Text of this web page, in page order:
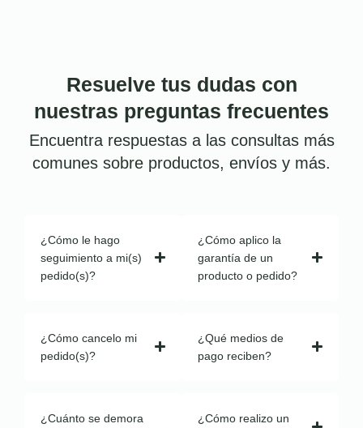
Resuelve tus dudas con
nuestras preguntas frecuentes
Encuentra respuestas a las consultas más
comunes sobre productos, envíos y más.
¿Cómo le hago
seguimiento a mi(s)
pedido(s)?
¿Cómo cancelo mi
pedido(s)?
¿Cuánto se demora
¿Cómo aplico la
garantía de un
producto o pedido?
¿Qué medios de
pago reciben?
¿Cómo realizo un